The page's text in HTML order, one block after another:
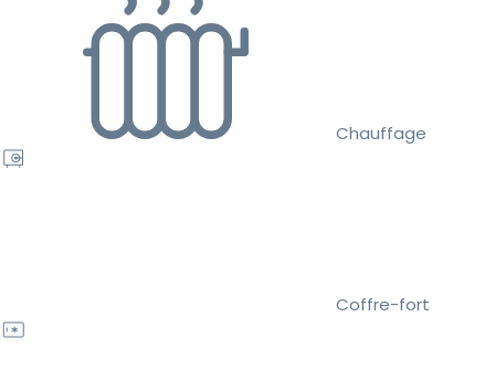
Chauffage
Coffre-fort